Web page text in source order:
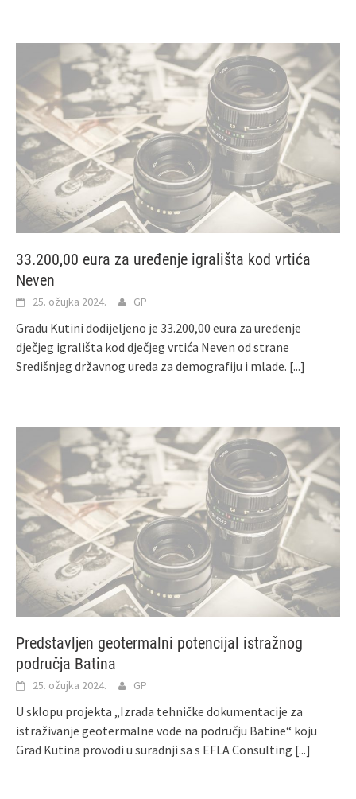
33.200,00 eura za uređenje igrališta kod vrtića
Neven
25. ožujka 2024. GP
Gradu Kutini dodijeljeno je 33.200,00 eura za uređenje
dječjeg igrališta kod dječjeg vrtića Neven od strane
Središnjeg državnog ureda za demografiju i mlade. [...]
Predstavljen geotermalni potencijal istražnog
područja Batina
25. ožujka 2024. GP
U sklopu projekta „Izrada tehničke dokumentacije za
istraživanje geotermalne vode na području Batine“ koju
Grad Kutina provodi u suradnji sa s EFLA Consulting [...]